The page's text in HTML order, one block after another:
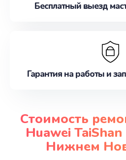
Бесплатный выезд
Гарантия на работы и
Стоимость
Huawei
Нижнем